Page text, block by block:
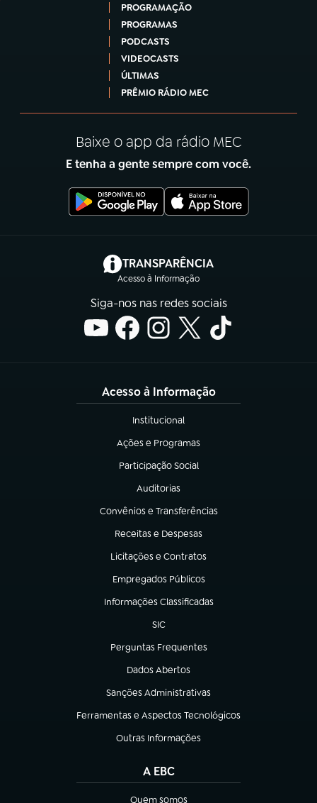
PROGRAMAÇÃO
PROGRAMAS
PODCASTS
VIDEOCASTS
ÚLTIMAS
PRÊMIO RÁDIO MEC
Baixe o app da rádio MEC
E tenha a gente sempre com você.
TRANSPARÊNCIA
Acesso à Informação
(abre em nova aba)
Siga-nos nas redes sociais
Acesso à Informação
Institucional
(abre em nova aba)
Ações e Programas
(abre em nova aba)
Participação Social
(abre em nova aba)
Auditorias
(abre em nova aba)
Convênios e Transferências
(abre em nova aba)
Receitas e Despesas
(abre em nova aba)
Licitações e Contratos
(abre em nova aba)
Empregados Públicos
(abre em nova aba)
Informações Classificadas
(abre em nova aba)
SIC
(abre em nova aba)
Perguntas Frequentes
(abre em nova aba)
Dados Abertos
(abre em nova aba)
Sanções Administrativas
(abre em nova aba)
Ferramentas e Aspectos Tecnológicos
(abre em nova aba)
Outras Informações
(abre em nova aba)
A EBC
Quem somos